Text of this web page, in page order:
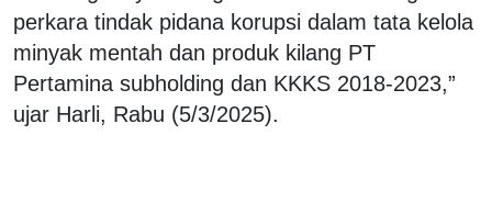
perkara tindak pidana korupsi dalam tata kelola
minyak mentah dan produk kilang PT
Pertamina subholding dan KKKS 2018-2023,”
ujar Harli, Rabu (5/3/2025).